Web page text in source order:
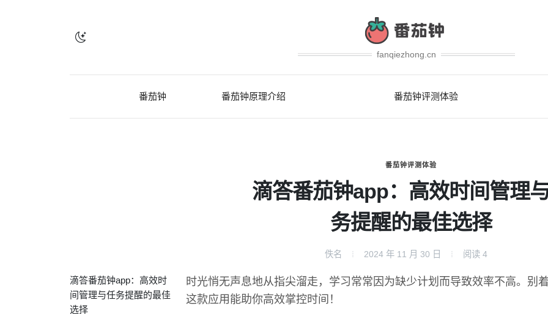
fanqiezhong.cn
番茄钟 番茄钟原理介绍 番茄钟评测体验
番茄钟评测体验
滴答番茄钟app：高效时间管理
务提醒的最佳选择
佚名 2024 年 11 月 30 日 阅读 4
滴答番茄钟app：高效时
间管理与任务提醒的最佳
选择
时光悄无声息地从指尖溜走，学习常常因为缺少计划而导致效率不高。别
这款应用能助你高效掌控时间！